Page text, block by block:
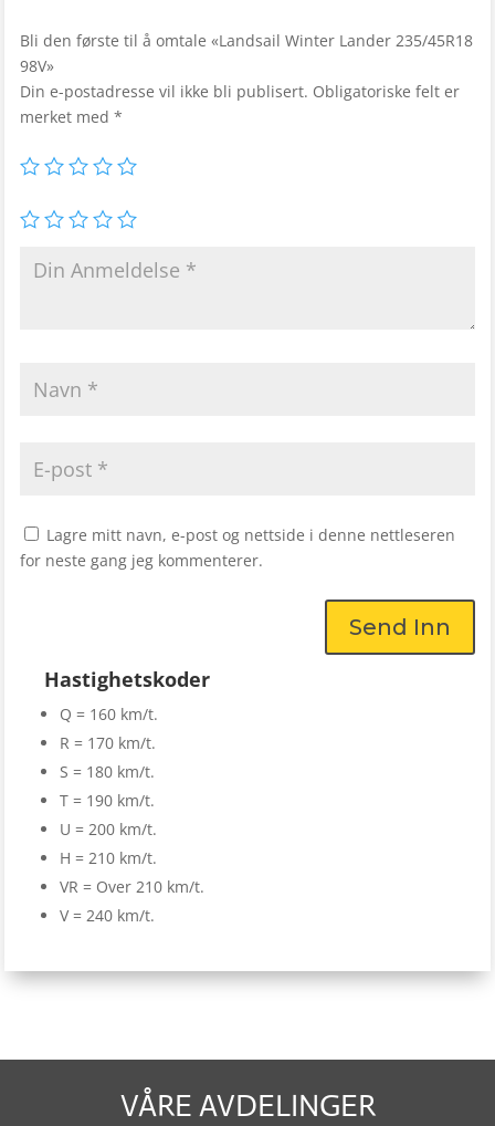
Bli den første til å omtale «Landsail Winter Lander 235/45R18
98V»
Din e-postadresse vil ikke bli publisert. Obligatoriske felt er
merket med *
Lagre mitt navn, e-post og nettside i denne nettleseren
for neste gang jeg kommenterer.
Send Inn
Hastighetskoder
Q = 160 km/t.
R = 170 km/t.
S = 180 km/t.
T = 190 km/t.
U = 200 km/t.
H = 210 km/t.
VR = Over 210 km/t.
V = 240 km/t.
VÅRE AVDELINGER